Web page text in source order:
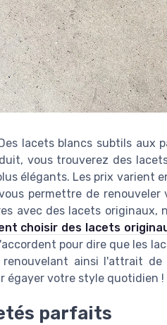
lacets blancs subtils aux
vous trouverez des
élégants. Les prix varient
permettre de
avec des lacets originaux,
choisir des lacets
pour dire que les
ainsi l'attrait de
égayer votre style quotidien !
parfaits